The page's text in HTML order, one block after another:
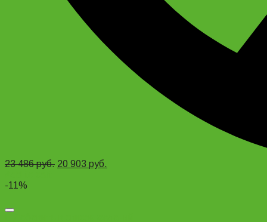
23 486руб. 20 903 руб.
-11%